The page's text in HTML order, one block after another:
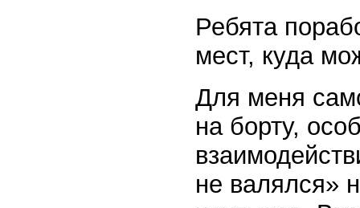
Ребята
мест, куда
Для меня
на борту,
не валялся»